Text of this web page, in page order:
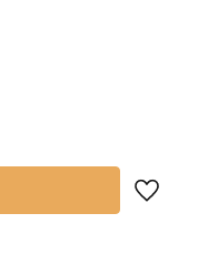
Lägg till